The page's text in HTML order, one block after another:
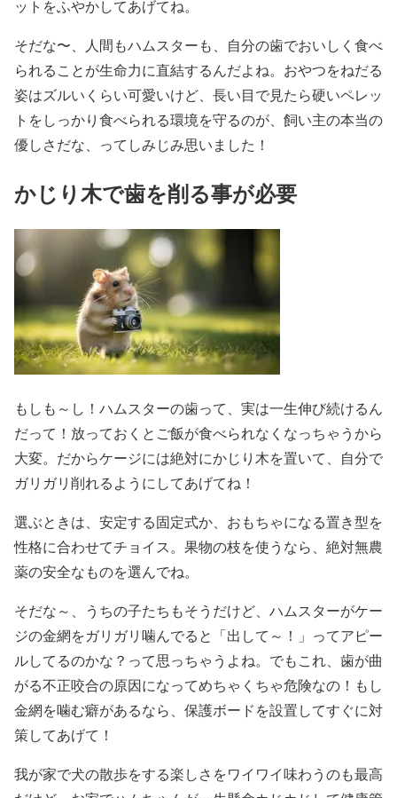
ットをふやかしてあげてね。
そだな〜、人間もハムスターも、自分の歯でおいしく食べ
られることが生命力に直結するんだよね。おやつをねだる
姿はズルいくらい可愛いけど、長い目で見たら硬いペレッ
トをしっかり食べられる環境を守るのが、飼い主の本当の
優しさだな、ってしみじみ思いました！
かじり木で歯を削る事が必要
もしも～し！ハムスターの歯って、実は一生伸び続けるん
だって！放っておくとご飯が食べられなくなっちゃうから
大変。だからケージには絶対にかじり木を置いて、自分で
ガリガリ削れるようにしてあげてね！
選ぶときは、安定する固定式か、おもちゃになる置き型を
性格に合わせてチョイス。果物の枝を使うなら、絶対無農
薬の安全なものを選んでね。
そだな～、うちの子たちもそうだけど、ハムスターがケー
ジの金網をガリガリ噛んでると「出して～！」ってアピー
ルしてるのかな？って思っちゃうよね。でもこれ、歯が曲
がる不正咬合の原因になってめちゃくちゃ危険なの！もし
金網を噛む癖があるなら、保護ボードを設置してすぐに対
策してあげて！
我が家で犬の散歩をする楽しさをワイワイ味わうのも最高